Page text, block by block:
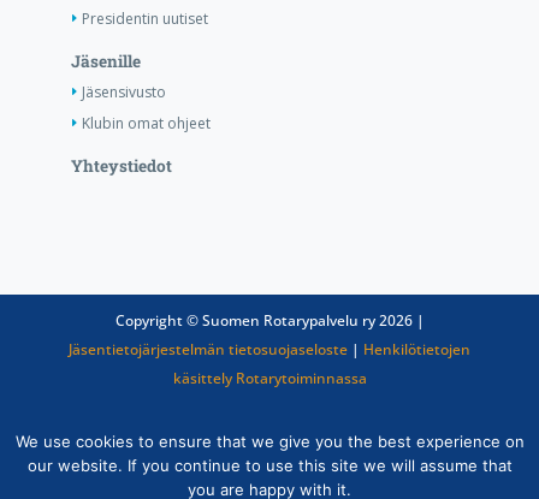
Presidentin uutiset
Jäsenille
Jäsensivusto
Klubin omat ohjeet
Yhteystiedot
Copyright © Suomen Rotarypalvelu ry 2026 |
Jäsentietojärjestelmän tietosuojaseloste | Henkilötietojen
käsittely Rotarytoiminnassa
We use cookies to ensure that we give you the best experience on
our website. If you continue to use this site we will assume that
you are happy with it.